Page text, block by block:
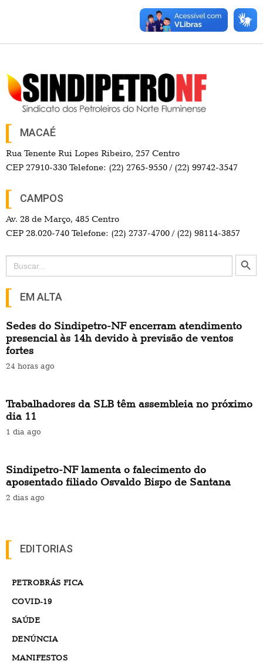
MACAÉ
Rua Tenente Rui Lopes Ribeiro, 257 Centro
CEP 27910-330 Telefone: (22) 2765-9550 / (22) 99742-3547
CAMPOS
Av. 28 de Março, 485 Centro
CEP 28.020-740 Telefone: (22) 2737-4700 / (22) 98114-3857
Search
for:
Search Button
EM ALTA
Sedes do Sindipetro-NF encerram atendimento
presencial às 14h devido à previsão de ventos
fortes
24 horas ago
Trabalhadores da SLB têm assembleia no próximo
dia 11
1 dia ago
Sindipetro-NF lamenta o falecimento do
aposentado filiado Osvaldo Bispo de Santana
2 dias ago
EDITORIAS
PETROBRÁS FICA
COVID-19
SAÚDE
DENÚNCIA
MANIFESTOS